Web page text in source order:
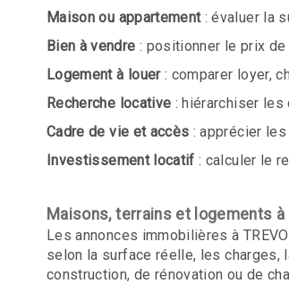
Maison ou appartement: évaluer la
Bien à vendre : positionner le prix
Logement à louer: comparer loyer,
Recherche locative : hiérarchiser
Cadre de vie et accès : apprécier
Investissement locatif : calculer le
Maisons, terrains et logements
Les annonces immobilières à
selon la surface réelle, les
construction, de rénovation ou de